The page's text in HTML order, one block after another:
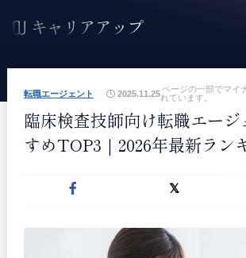
ページの一部でマイ
れています。
転職エージェント 2025.11.25
臨床検査技師向け転職エージ
すめTOP3｜2026年最新ラン